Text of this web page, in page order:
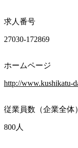
求人番号
27030-172869
ホームページ
http://www.kushikatu-
従業員数（企業全体）
800人